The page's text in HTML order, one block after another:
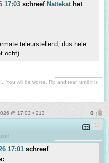
17:03 schreef Nattekathet
teleurstellend, dus hele
echt)
You will be worse. Rip and tear, until it is
@ 17:03 • 213
17:01 schreef